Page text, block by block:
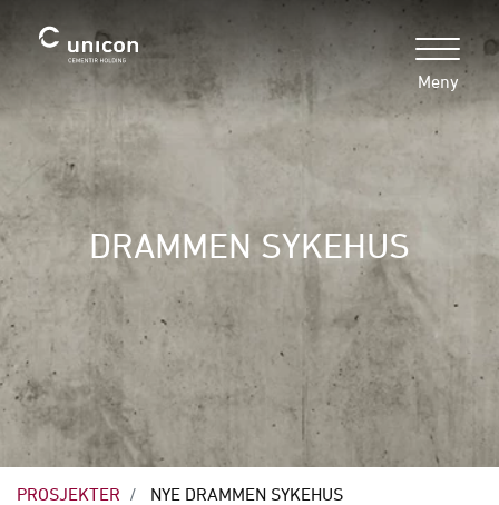
Meny
DRAMMEN SYKEHUS
PROSJEKTER NYE DRAMMEN SYKEHUS